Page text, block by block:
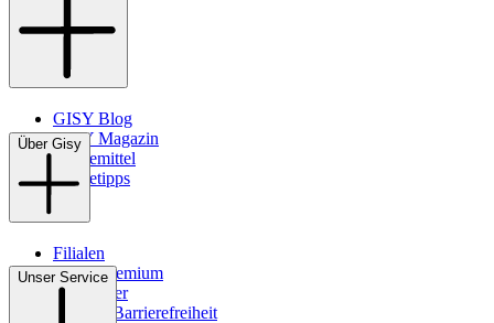
GISY Blog
GISY Magazin
Pflegemittel
Pflegetipps
Über Gisy
Filialen
WMS-Premium
Newsletter
Digitale Barrierefreiheit
Unser Service